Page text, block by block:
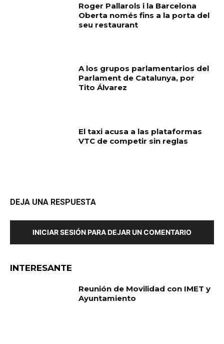
Roger Pallarols i la Barcelona
Oberta només fins a la porta del
seu restaurant
A los grupos parlamentarios del
Parlament de Catalunya, por
Tito Álvarez
El taxi acusa a las plataformas
VTC de competir sin reglas
DEJA UNA RESPUESTA
INICIAR SESIÓN PARA DEJAR UN COMENTARIO
INTERESANTE
Reunión de Movilidad con IMET y
Ayuntamiento